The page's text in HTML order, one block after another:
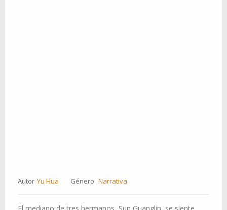
Autor Yu Hua Género Narrativa